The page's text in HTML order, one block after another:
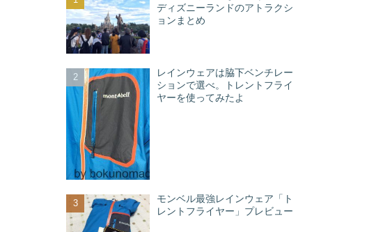
ディズニーランドのアトラクシ
ョンまとめ
レインウェアは脇下ベンチレー
ションで選べ。トレントフライ
ヤーを使ってみたよ
モンベル最強レインウェア「ト
レントフライヤー」プレビュー